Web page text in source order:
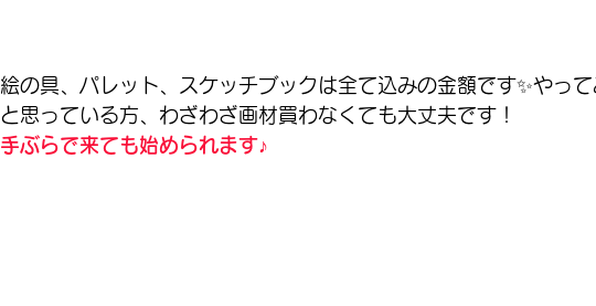
絵の具、パレット、スケッチブックは全て込みの金額です✨やっ
と思っている方、わざわざ画材買わなくても大丈夫です！
手ぶらで来ても始められます♪